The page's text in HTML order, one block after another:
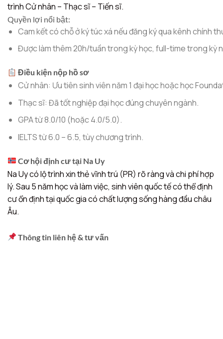
trìnhCử nhân – Thạc sĩ – Tiến sĩ.
Quyền lợi nổi bật:
Cam kết có chỗ ở ký túc xá nếu đăng ký qua kênh chính
Được làm thêm 20h/tuần trong kỳ học, full-time trong kỳ
Điều kiện nộp hồ sơ
Cử nhân: Ưu tiên sinh viên năm 1 đại học hoặc học
Thạc sĩ: Đã tốt nghiệp đại học đúng chuyên ngành.
GPA từ 8.0/10 (hoặc 4.0/5.0).
IELTS từ 6.0 – 6.5, tùy chương trình.
Cơ hội định cư tại Na Uy
Na Uy có lộ trình xin thẻ vĩnh trú (PR) rõ ràng và chi phí hợp
lý. Sau 5 năm học và làm việc, sinh viên quốc tế có thể định
cư ổn định tại quốc gia có chất lượng sống hàng đầu châu
Âu.
Thông tin liên hệ & tư vấn